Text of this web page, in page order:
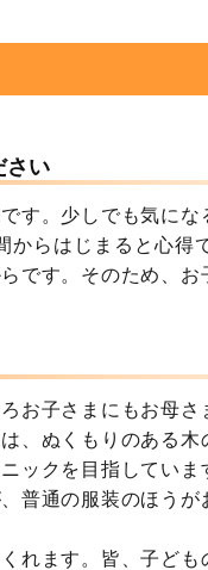
さい
す。少しでも気に
らはじまると心得
です。そのため、
お子さまにもお母
、ぬくもりのある
ックを目指してい
普通の服装のほう
れます。皆、子ど